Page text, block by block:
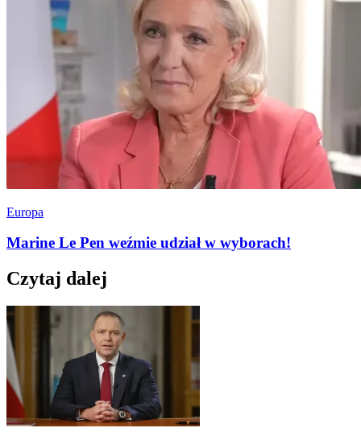
Europa
Marine Le Pen weźmie udział w wyborach!
Czytaj dalej